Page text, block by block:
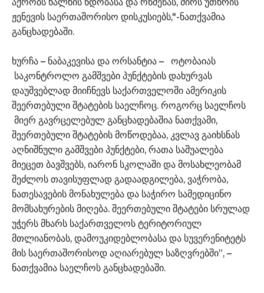
ჟენევის საერთაშორისო დისკუსიებს,"-ნათქვამია
განცხადებაში.
ხურჩა – ნაბაკევისა და ორსანტია – ოტობაიას
საკონტროლო გამშვები პუნქტების დახურვას
დაუშვებლად მიიჩნევს საქართველოში ამერიკის
შეერთებული შტატების საელჩოც. როგორც საელჩოს
მიერ გავრცელებულ განცხადებაშია ნათქვამი,
შეერთებული შტატების მოწოდებაა, კვლავ გაიხსნას
აღნიშნული გამშვები პუნქტები, რათა საშუალება
მიეცეთ ბავშვებს, იარონ სკოლაში და მოსახლეობამ
შეძლოს თავისუფლად გადაადგილება, ვაჭრობა,
ნათესავების მონახულება და საჭირო სამედიცინო
მომსახურების მიღება. შეერთებული შტატები სრულად
უჭერს მხარს საქართველოს ტერიტორიულ
მთლიანობას, დამოუკიდებლობასა და სუვერენიტეტს
მის საერთაშორისოდ აღიარებულ საზღვრებში”, –
ნათქვამია საელჩოს განცხადებაში.